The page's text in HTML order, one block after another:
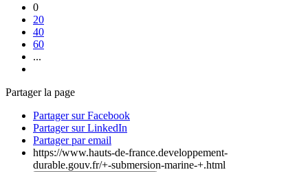
0
20
40
60
...
Partager la page
Partager sur Facebook
Partager sur LinkedIn
Partager par email
https://www.hauts-de-france.developpement-
durable.gouv.fr/+-submersion-marine-+.html